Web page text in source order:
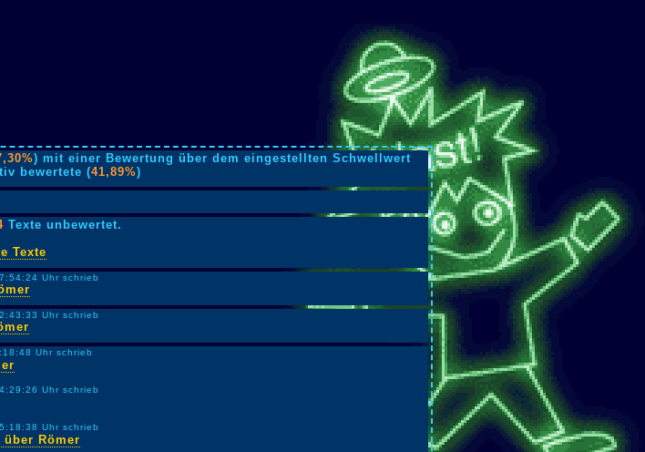
) mit einer Bewertung über dem eingestellten Schwellwert
bewertete (41,89%)
Texte unbewertet.
Texte
Uhr schrieb
Uhr schrieb
Uhr schrieb
Uhr schrieb
Uhr schrieb
Römer